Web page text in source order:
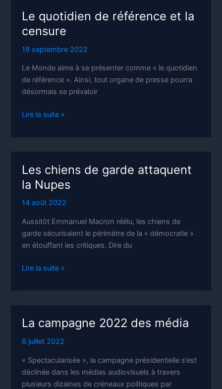
Le quotidien de référence et la
censure
18 septembre 2022
Le Monde aime à se présenter comme « le quotidien
de référence ». Ainsi, tout organe de presse pourra
désormais se prévaloir
Le
la
censure
Lire la suite »
Les chiens de garde attaquent
la Nupes
14 août 2022
Aussitôt Emmanuel Macron réélu, les chiens de
garde sécurisaient le périmètre de la « démocratie »
en étouffant les critiques. Dire du
Les
la
Nupes
Lire la suite »
La campagne 2022 des média
6 juillet 2022
« Spectacularisée », la campagne présidentielle s’est
déclinée dans les médias audiovisuels à travers
plusieurs dizaines de créneaux politiques par